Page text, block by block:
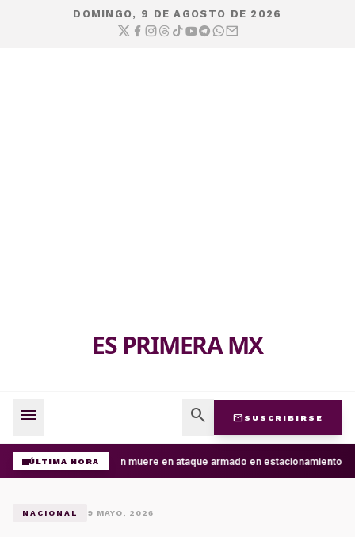
DOMINGO, 9 DE AGOSTO DE 2026
ES PRIMERA MX
menu search mail SUSCRIBIRSE
ÚLTIMA HORAJoven muere en ataque armado en estacionamiento
NACIONAL 9 MAYO, 2026